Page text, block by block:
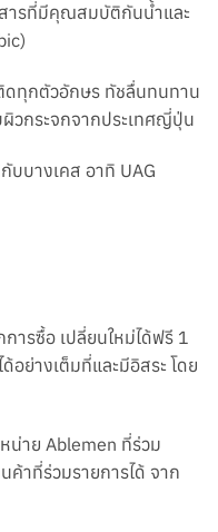
ารที่มีคุณสมบัติกันน้ำและ
ทุกตัวอักษร ทัชลื่นทนทาน
วกระจกจากประเทศญี่ปุ่น
บบางเคส อาทิ UAG
ารซื้อ เปลี่ยนใหม่ได้ฟรี 1
อย่างเต็มที่และมีอิสระ โดย
าย Ablemen ที่ร่วม
ค้าที่ร่วมรายการได้ จาก